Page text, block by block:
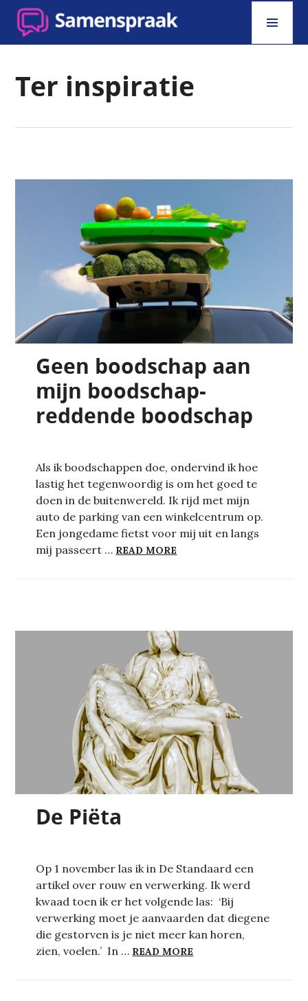
Skip
content
SAMENSPRAAK
Ter inspiratie
Geen boodschap aan
mijn boodschap-
reddende boodschap
Als ik boodschappen doe, ondervind ik hoe
lastig het tegenwoordig is om het goed te
doen in de buitenwereld. Ik rijd met mijn
auto de parking van een winkelcentrum op.
Een jongedame fietst voor mij uit en langs
mij passeert … READ MORE
De Piëta
Op 1 november las ik in De Standaard een
artikel over rouw en verwerking. Ik werd
kwaad toen ik er het volgende las: ‘Bij
verwerking moet je aanvaarden dat diegene
die gestorven is je niet meer kan horen,
zien, voelen.’ In … READ MORE